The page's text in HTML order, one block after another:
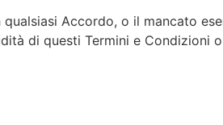
Accordo, o il mancato
di questi Termini e Condizioni